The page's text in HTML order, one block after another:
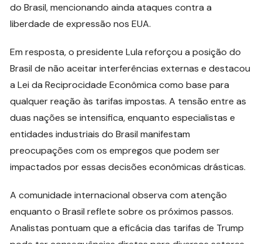
do Brasil, mencionando ainda ataques contra a
liberdade de expressão nos EUA.
Em resposta, o presidente Lula reforçou a posição do
Brasil de não aceitar interferências externas e destacou
a Lei da Reciprocidade Econômica como base para
qualquer reação às tarifas impostas. A tensão entre as
duas nações se intensifica, enquanto especialistas e
entidades industriais do Brasil manifestam
preocupações com os empregos que podem ser
impactados por essas decisões econômicas drásticas.
A comunidade internacional observa com atenção
enquanto o Brasil reflete sobre os próximos passos.
Analistas pontuam que a eficácia das tarifas de Trump